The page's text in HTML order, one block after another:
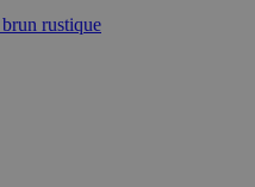
rustique